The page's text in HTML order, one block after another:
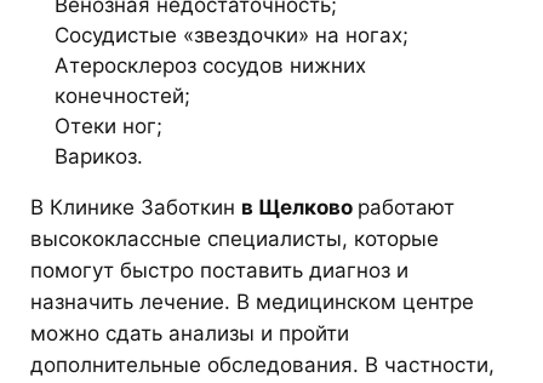
Венозная недостаточность;
Сосудистые «звездочки» на ногах;
Атеросклероз сосудов нижних
конечностей;
Отеки ног;
Варикоз.
В Клинике Заботкин в Щелково работают
высококлассные специалисты, которые
помогут быстро поставить диагноз и
назначить лечение. В медицинском центре
можно сдать анализы и пройти
дополнительные обследования. В частности,